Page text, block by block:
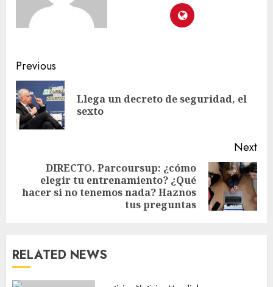
Previous
Llega un decreto de seguridad, el
sexto
Next
DIRECTO. Parcoursup: ¿cómo
elegir tu entrenamiento? ¿Qué
hacer si no tenemos nada? Haznos
tus preguntas
RELATED NEWS